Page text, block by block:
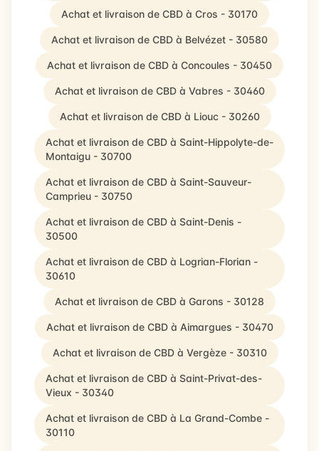
Achat et livraison de CBD à Cros - 30170
Achat et livraison de CBD à Belvézet - 30580
Achat et livraison de CBD à Concoules - 30450
Achat et livraison de CBD à Vabres - 30460
Achat et livraison de CBD à Liouc - 30260
Achat et livraison de CBD à Saint-Hippolyte-de-
Montaigu - 30700
Achat et livraison de CBD à Saint-Sauveur-
Camprieu - 30750
Achat et livraison de CBD à Saint-Denis -
30500
Achat et livraison de CBD à Logrian-Florian -
30610
Achat et livraison de CBD à Garons - 30128
Achat et livraison de CBD à Aimargues - 30470
Achat et livraison de CBD à Vergèze - 30310
Achat et livraison de CBD à Saint-Privat-des-
Vieux - 30340
Achat et livraison de CBD à La Grand-Combe -
30110